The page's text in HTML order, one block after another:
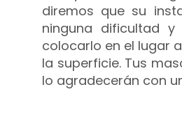
diremos que su
ninguna dificultad
colocarlo en el lugar
la superficie. Tus
lo agradecerán con